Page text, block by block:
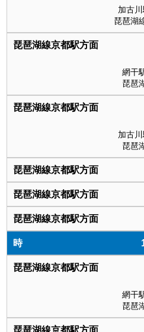
加古
琵琶湖
網干
琵琶
加古
琵琶
網干
琵琶